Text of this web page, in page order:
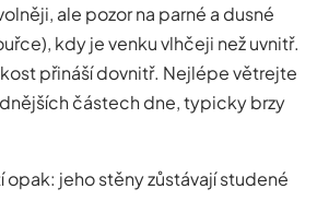
ale pozor na parné a dusné
kdy je venku vlhčeji než uvnitř.
přináší dovnitř. Nejlépe větrejte
částech dne, typicky brzy
opak: jeho stěny zůstávají studené